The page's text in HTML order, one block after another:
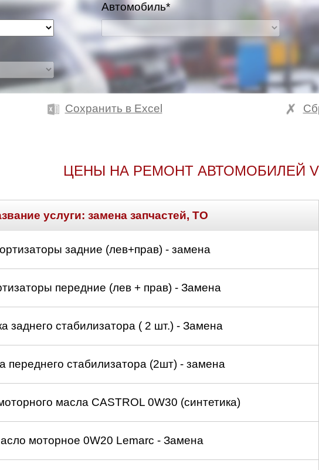
Автомобиль*
Сохранить в Excel
ЦЕНЫ НА РЕМОНТ АВТОМОБИЛЕЙ
услуги: замена запчастей, ТО
задние (лев+прав) - замена
передние (лев + прав) - Замена
заднего стабилизатора ( 2 шт.) - Замена
переднего стабилизатора (2шт) - замена
масла CASTROL 0W30 (синтетика)
моторное 0W20 Lemarc - Замена